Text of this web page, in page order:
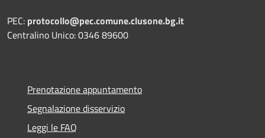
PEC: protocollo@pec.comune.clusone.bg.it
Centralino Unico: 0346 89600
Prenotazione appuntamento
Segnalazione disservizio
Leggi le FAQ